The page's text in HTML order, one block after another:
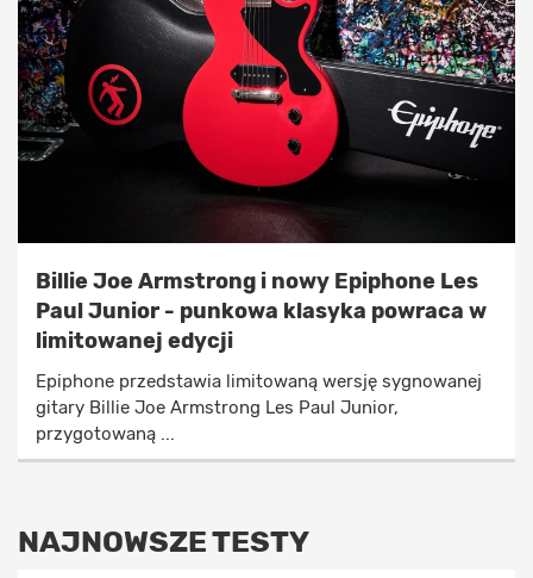
Billie Joe Armstrong i nowy Epiphone Les
Paul Junior - punkowa klasyka powraca w
limitowanej edycji
Epiphone przedstawia limitowaną wersję sygnowanej
gitary Billie Joe Armstrong Les Paul Junior,
przygotowaną ...
NAJNOWSZE TESTY